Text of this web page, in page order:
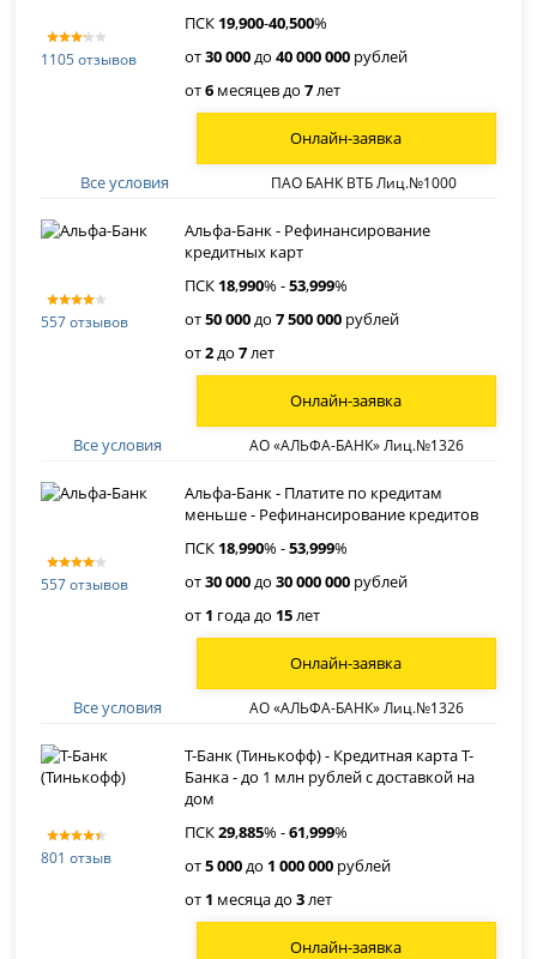
1105 отзывов
ПСК 19,900-40,500%
от30 000до40 000 000 рублей
от6 месяцев до7лет
Все условия ПАО БАНК ВТБ Лиц.№1000
Онлайн-заявка
557 отзывов
Альфа-Банк - Рефинансирование
кредитных карт
ПСК 18,990% -53,999%
от50 000до7 500 000 рублей
от2до7лет
Все условия АО «АЛЬФА-БАНК» Лиц.№1326
Онлайн-заявка
557 отзывов
Альфа-Банк - Платите по кредитам
меньше - Рефинансирование кредитов
ПСК 18,990% -53,999%
от30 000до30 000 000 рублей
от 1 года до 15лет
Все условия АО «АЛЬФА-БАНК» Лиц.№1326
Онлайн-заявка
801 отзыв
Т-Банк (Тинькофф) - Кредитная карта Т-
Банка - до 1 млн рублей с доставкой на
дом
ПСК29,885% -61,999%
от5 000до 1 000 000 рублей
от 1 месяца до3лет
Онлайн-заявка